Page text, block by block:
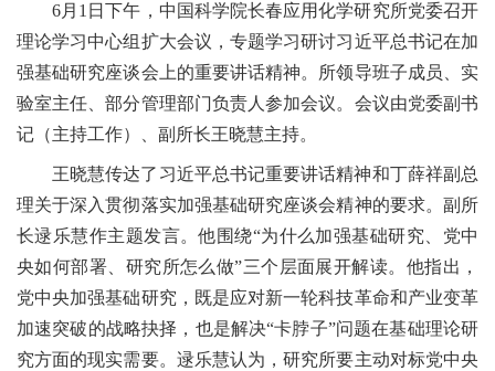
6月1日下午，中国科学院长春应用化学研究所党委召开
理论学习中心组扩大会议，专题学习研讨习近平总书记在加
强基础研究座谈会上的重要讲话精神。所领导班子成员、实
验室主任、部分管理部门负责人参加会议。会议由党委副书
记（主持工作）、副所长王晓慧主持。
王晓慧传达了习近平总书记重要讲话精神和丁薛祥副总
理关于深入贯彻落实加强基础研究座谈会精神的要求。副所
长逯乐慧作主题发言。他围绕“为什么加强基础研究、党中
央如何部署、研究所怎么做”三个层面展开解读。他指出，
党中央加强基础研究，既是应对新一轮科技革命和产业变革
加速突破的战略抉择，也是解决“卡脖子”问题在基础理论研
究方面的现实需要。逯乐慧认为，研究所要主动对标党中央